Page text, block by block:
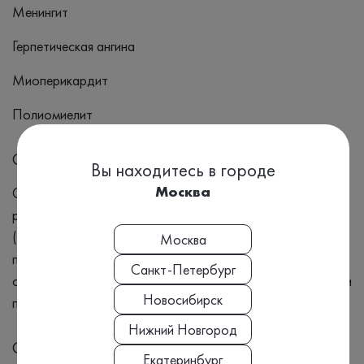
Менингит
Герпетическая ангина
Миоперикардит
Полиомиелит
Симптомы
Симптомы: менингита (головная боль, лихорадка,
ригидность затылочных мышц) герпетической ангины
(лихорадка, лимфаденопатия, везикулезная сыпь, боль
при глотании) миоперикардита (одышка, боль в груди,
отеки) полиомиелита (головная боль, тошнота, парез или
паралич конечностей и др.).
Синонимы
Вы находитесь в городе
Москва
Москва
Санкт-Петербург
Новосибирск
Нижний Новгород
Екатеринбург